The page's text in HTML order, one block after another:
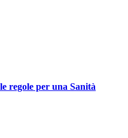
regole per una Sanità